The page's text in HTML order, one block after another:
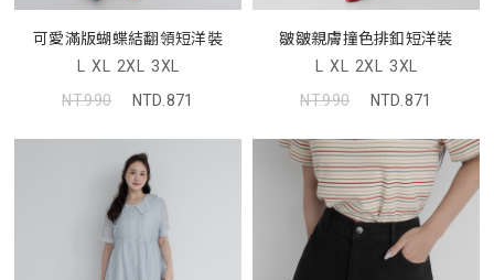
可愛滿版蝴蝶結翻領短洋裝
L XL 2XL 3XL
NT.990
NTD.871
皺皺親膚撞色排釦短洋裝
L XL 2XL 3XL
NT.990
NTD.871